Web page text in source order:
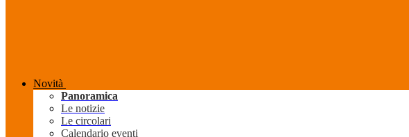
Novità
Panoramica
Le notizie
Le circolari
Calendario eventi